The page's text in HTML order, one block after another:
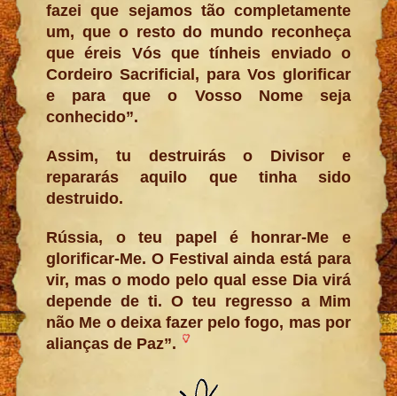
fazei que sejamos tão completamente
um, que o resto do mundo reconheça
que éreis Vós que tínheis enviado o
Cordeiro Sacrificial, para Vos glorificar
e para que o Vosso Nome seja
conhecido”.
Assim, tu destruirás o Divisor e
repararás aquilo que tinha sido
destruido.
Rússia, o teu papel é honrar-Me e
glorificar-Me. O Festival ainda está para
vir, mas o modo pelo qual esse Dia virá
depende de ti. O teu regresso a Mim
não Me o deixa fazer pelo fogo, mas por
alianças de Paz”.